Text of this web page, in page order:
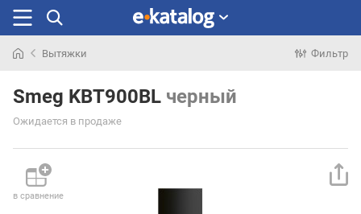
раньше
Вытяжки Фильтр
Smeg KBT900BL черный
Ожидается в продаже
в сравнение